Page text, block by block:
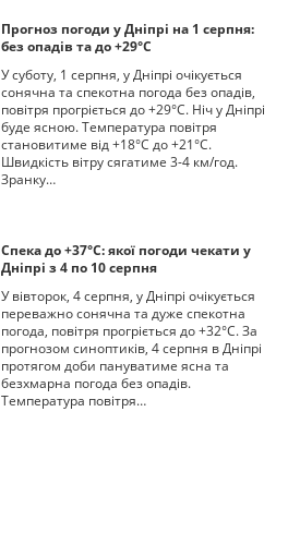
Прогноз погоди у Дніпрі на 1 серпня:
без опадів та до +29°С
У суботу, 1 серпня, у Дніпрі очікується
сонячна та спекотна погода без опадів,
повітря прогріється до +29°С. Ніч у Дніпрі
буде ясною. Температура повітря
становитиме від +18°С до +21°С.
Швидкість вітру сягатиме 3-4 км/год.
Зранку…
Спека до +37°С: якої погоди чекати у
Дніпрі з 4 по 10 серпня
У вівторок, 4 серпня, у Дніпрі очікується
переважно сонячна та дуже спекотна
погода, повітря прогріється до +32°С. За
прогнозом синоптиків, 4 серпня в Дніпрі
протягом доби пануватиме ясна та
безхмарна погода без опадів.
Температура повітря…